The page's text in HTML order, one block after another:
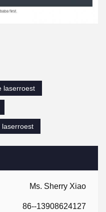
Ms. Sherry Xiao
86--13908624127
laserroest
laserroest